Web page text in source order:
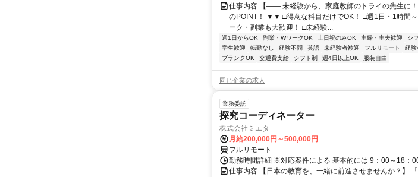
仕事内容 【―― 未経験から、家庭教師のトライの先生
のPOINT！ ▼▼ □得意な科目だけでOK！ □週1日・1時間
ーク・副業も大歓迎！ □未経験...
週1日からOK 副業・WワークOK 土日祝のみOK 主婦・主夫歓迎 シ
学生歓迎
転勤なし 経験不問 英語 未経験者歓迎 フルリモート 経験
ブランクOK
交通費支給 シフト制 週4日以上OK 服装自由
同じ企業の求人
業務委託
探究コーディネーター
株式会社ミエタ
月給200,000円～500,000円
フルリモート
勤務時間詳細 ※対応案件による 基本的には 9：00～18：
仕事内容 【日本の教育を、一緒に前進させませんか？】